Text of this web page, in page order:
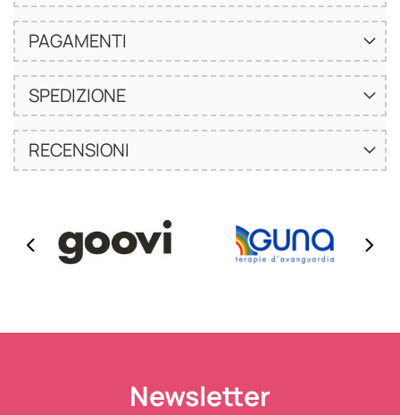
PAGAMENTI
SPEDIZIONE
RECENSIONI
Newsletter